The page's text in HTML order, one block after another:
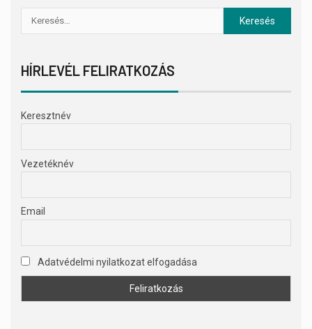
HÍRLEVÉL FELIRATKOZÁS
Keresztnév
Vezetéknév
Email
Adatvédelmi nyilatkozat elfogadása